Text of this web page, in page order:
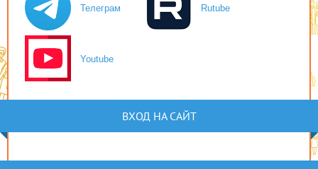
Телеграм Rutube
Youtube
ВХОД НА САЙТ